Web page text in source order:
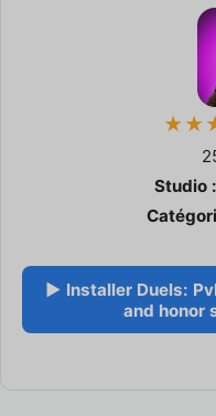
Studio :
▶ Installer Duels:
and honor